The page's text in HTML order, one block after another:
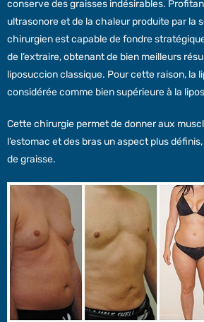
conserve des graisses indésirables.
ultrasonore et de la chaleur produite par la
chirurgien est capable de fondre
de l’extraire, obtenant de bien meilleurs
liposuccion classique. Pour cette raison, la
considérée comme bien supérieure à la
Cette chirurgie permet de donner aux
l’estomac et des bras un aspect plus
de graisse.